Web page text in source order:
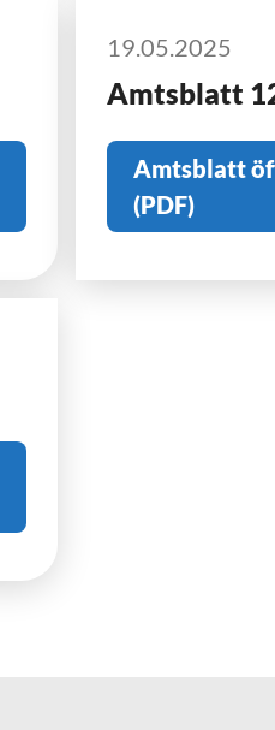
19.05.2025
Amtsblatt
Amtsblatt
(PDF)